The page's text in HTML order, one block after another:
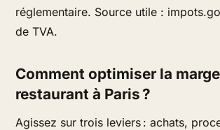
réglementaire. Source utile :
de TVA.
Comment optimiser la
restaurant à Paris ?
Agissez sur trois leviers : achats,